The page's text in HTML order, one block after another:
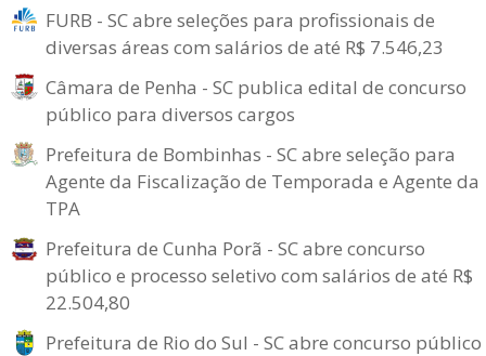
FURB - SC abre seleções para profissionais de
diversas áreas com salários de até R$ 7.546,23
Câmara de Penha - SC publica edital de concurso
público para diversos cargos
Prefeitura de Bombinhas - SC abre seleção para
Agente da Fiscalização de Temporada e Agente da
TPA
Prefeitura de Cunha Porã - SC abre concurso
público e processo seletivo com salários de até R$
22.504,80
Prefeitura de Rio do Sul - SC abre concurso público